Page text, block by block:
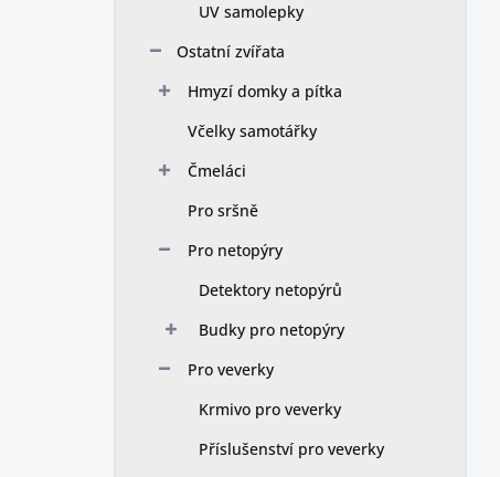
UV samolepky
Ostatní zvířata
Hmyzí domky a pítka
Včelky samotářky
Čmeláci
Pro sršně
Pro netopýry
Detektory netopýrů
Budky pro netopýry
Pro veverky
Krmivo pro veverky
Příslušenství pro veverky